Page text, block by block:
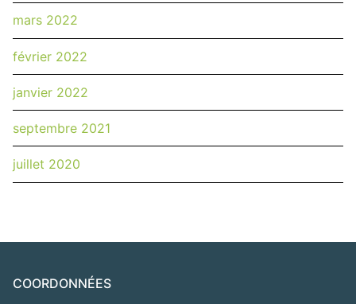
mars 2022
février 2022
janvier 2022
septembre 2021
juillet 2020
COORDONNÉES